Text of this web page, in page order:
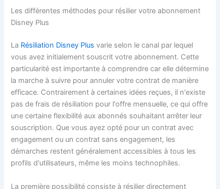
Les différentes méthodes pour résilier votre abonnement
Disney Plus
La Résiliation Disney Plus varie selon le canal par lequel
vous avez initialement souscrit votre abonnement. Cette
particularité est importante à comprendre car elle détermine
la marche à suivre pour annuler votre contrat de manière
efficace. Contrairement à certaines idées reçues, il n'existe
pas de frais de résiliation pour l'offre mensuelle, ce qui offre
une certaine flexibilité aux abonnés souhaitant arrêter leur
souscription. Que vous ayez opté pour un contrat avec
engagement ou un contrat sans engagement, les
démarches restent généralement accessibles à tous les
profils d'utilisateurs, même les moins technophiles.
La première possibilité consiste à résilier directement